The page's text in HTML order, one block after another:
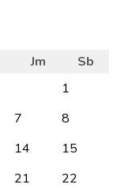
Jm
Sb
1
7
8
14
15
21
22